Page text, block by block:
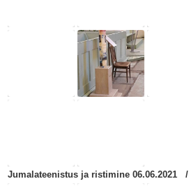
Jumalateenistus ja ristimine 06.06.2021 /